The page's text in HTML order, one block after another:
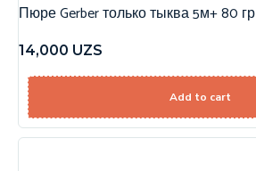
Пюре Gerber только тыква 5м+ 80 гр
14,000 UZS
Add to cart